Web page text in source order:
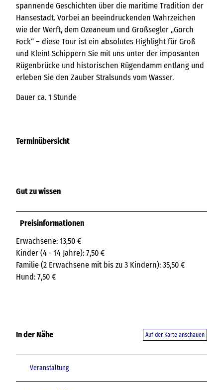
spannende Geschichten über die maritime Tradition der
Hansestadt. Vorbei an beeindruckenden Wahrzeichen
wie der Werft, dem Ozeaneum und Großsegler „Gorch
Fock“ – diese Tour ist ein absolutes Highlight für Groß
und Klein! Schippern Sie mit uns unter der imposanten
Rügenbrücke und historischen Rügendamm entlang und
erleben Sie den Zauber Stralsunds vom Wasser.
Dauer ca. 1 Stunde
Terminübersicht
Gut zu wissen
Preisinformationen
Erwachsene: 13,50 €
Kinder (4 - 14 Jahre): 7,50 €
Familie (2 Erwachsene mit bis zu 3 Kindern): 35,50 €
Hund: 7,50 €
In der Nähe Auf der Karte anschauen
Veranstaltung